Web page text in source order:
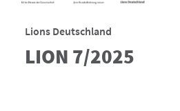
Lions Deutschland
LION 7/2025